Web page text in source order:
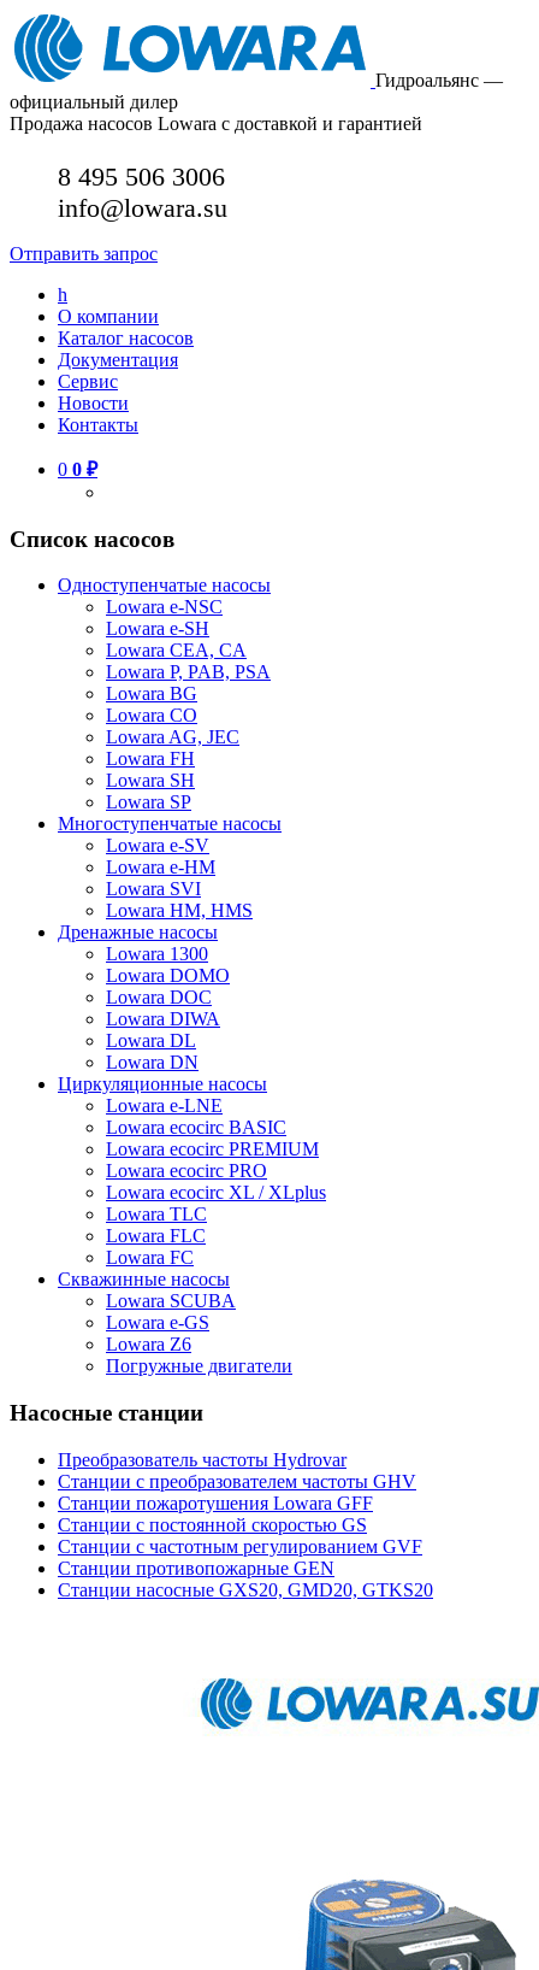
Гидроальянс —
официальный дилер
Продажа насосов Lowara с доставкой и гарантией
8 495 506 3006
info@lowara.su
Отправить запрос
h
О компании
Каталог насосов
Документация
Сервис
Новости
Контакты
0 0 ₽
Список насосов
Одноступенчатые насосы
Lowara e-NSC
Lowara e-SH
Lowara CEA, CA
Lowara P, PAB, PSA
Lowara BG
Lowara CO
Lowara AG, JEC
Lowara FH
Lowara SH
Lowara SP
Многоступенчатые насосы
Lowara e-SV
Lowara e-HM
Lowara SVI
Lowara HM, HMS
Дренажные насосы
Lowara 1300
Lowara DOMO
Lowara DOC
Lowara DIWA
Lowara DL
Lowara DN
Циркуляционные насосы
Lowara e-LNE
Lowara ecocirc BASIC
Lowara ecocirc PREMIUM
Lowara ecocirc PRO
Lowara ecocirc XL / XLplus
Lowara TLC
Lowara FLC
Lowara FC
Скважинные насосы
Lowara SCUBA
Lowara e-GS
Lowara Z6
Погружные двигатели
Насосные станции
Преобразователь частоты Hydrovar
Станции с преобразователем частоты GHV
Станции пожаротушения Lowara GFF
Станции с постоянной скоростью GS
Станции с частотным регулированием GVF
Станции противопожарные GEN
Станции насосные GXS20, GMD20, GTKS20